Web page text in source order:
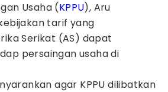
Usaha (KPPU), Aru
tarif yang
Serikat (AS) dapat
persaingan usaha di
agar KPPU dilibatkan